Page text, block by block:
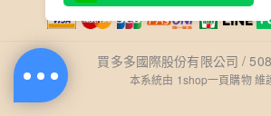
買多多國際股份有限公司 /
本系統由 1shop一頁購物維